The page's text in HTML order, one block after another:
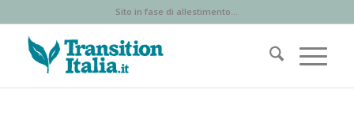
Sito in fase di allestimento...